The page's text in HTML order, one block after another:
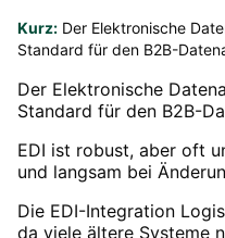
Kurz: Der Elektronische
Standard für den B2B-
Der Elektronische
Standard für den B2B-
EDI ist robust, aber oft
und langsam bei
Die EDI-Integration
da viele ältere Systeme